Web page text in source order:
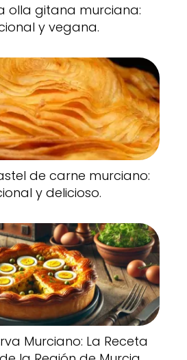
olla gitana murciana:
y vegana.
de carne murciano:
y delicioso.
Murciano: La Receta